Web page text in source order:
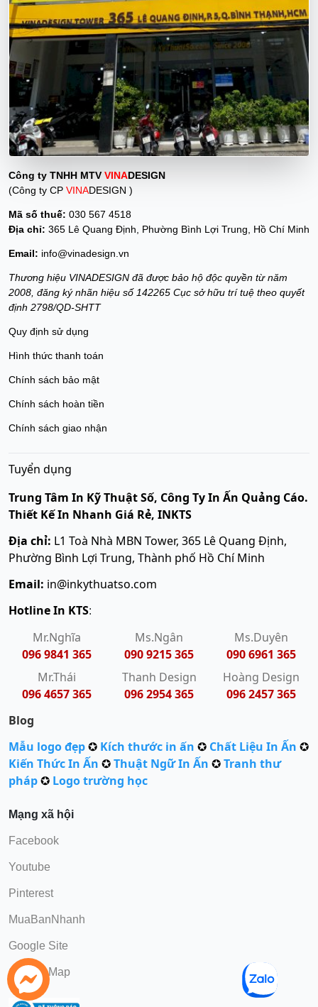
Công ty TNHH MTVVINADESIGN
(Công ty CP VINADESIGN )
Mã số thuế: 030 567 4518
Địa chỉ: 365 Lê Quang Định, Phường Bình Lợi Trung, Hồ Chí Minh
Email: info@vinadesign.vn
Thương hiệu VINADESIGN đã được bảo hộ độc quyền từ năm
2008, đăng ký nhãn hiệu số 142265 Cục sở hữu trí tuệ theo quyết
định 2798/QD-SHTT
Quy định sử dụng
Hình thức thanh toán
Chính sách bảo mật
Chính sách hoàn tiền
Chính sách giao nhận
Tuyển dụng
Trung Tâm In Kỹ Thuật Số, Công Ty In Ấn Quảng Cáo.
Thiết Kế In Nhanh Giá Rẻ, INKTS
Địa chỉ: L1 Toà Nhà MBN Tower, 365 Lê Quang Định,
Phường Bình Lợi Trung, Thành phố Hồ Chí Minh
Email: in@inkythuatso.com
Hotline In KTS:
Mr.Nghĩa
096 9841 365
Ms.Ngân
090 9215 365
Ms.Duyên
090 6961 365
Mr.Thái
096 4657 365
Thanh Design
096 2954 365
Hoàng Design
096 2457 365
Blog
Mẫu logo đẹp✪ Kích thước in ấn ✪ Chất Liệu In Ấn ✪
Kiến Thức In Ấn ✪Thuật Ngữ In Ấn ✪Tranh thư
pháp✪ Logo trường học
Mạng xã hội
Facebook
Youtube
Pinterest
MuaBanNhanh
Google Site
Google Map